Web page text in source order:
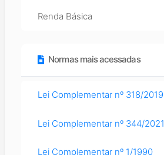
Renda Básica
Normas mais acessadas
Lei Complementar nº 318/2019
Lei Complementar nº 344/2021
Lei Complementar nº 1/1990